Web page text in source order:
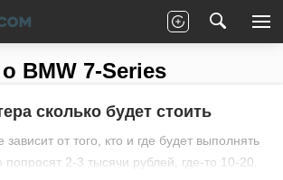
вопросы 7-Series
BMW 7-Series
сколько будет стоить
зависит от того, кто и где будет выполнять
попросят 2-3 тысячи рублей, где-то 10-20.